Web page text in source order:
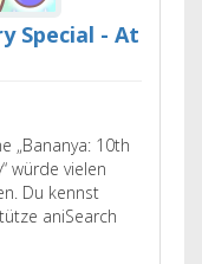
Special - At
„Bananya: 10th
würde vielen
Du kennst
aniSearch